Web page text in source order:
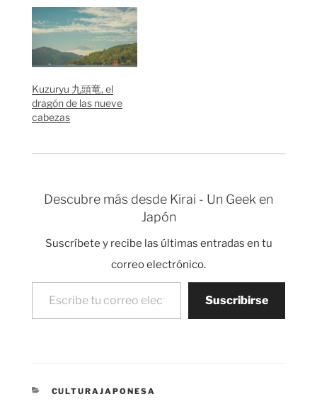
Kuzuryu 九頭竜, el
dragón de las nueve
cabezas
Descubre más desde Kirai - Un Geek en
Japón
Suscríbete y recibe las últimas entradas en tu
correo electrónico.
Escribe tu correo electrónico…
Suscribirse
CATEGORÍAS
CULTURAJAPONESA